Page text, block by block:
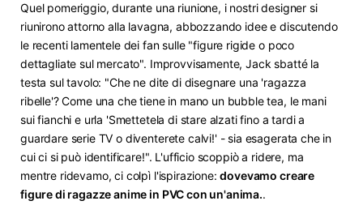
Quel pomeriggio, durante una riunione, i nostri designer si
riunirono attorno alla lavagna, abbozzando idee e discutendo
le recenti lamentele dei fan sulle "figure rigide o poco
dettagliate sul mercato". Improvvisamente, Jack sbatté la
testa sul tavolo: "Che ne dite di disegnare una 'ragazza
ribelle'? Come una che tiene in mano un bubble tea, le mani
sui fianchi e urla 'Smettetela di stare alzati fino a tardi a
guardare serie TV o diventerete calvi!' - sia esagerata che in
cui ci si può identificare!". L'ufficio scoppiò a ridere, ma
mentre ridevamo, ci colpì l'ispirazione:dovevamo creare
figure di ragazze anime in PVC con un'anima.​.